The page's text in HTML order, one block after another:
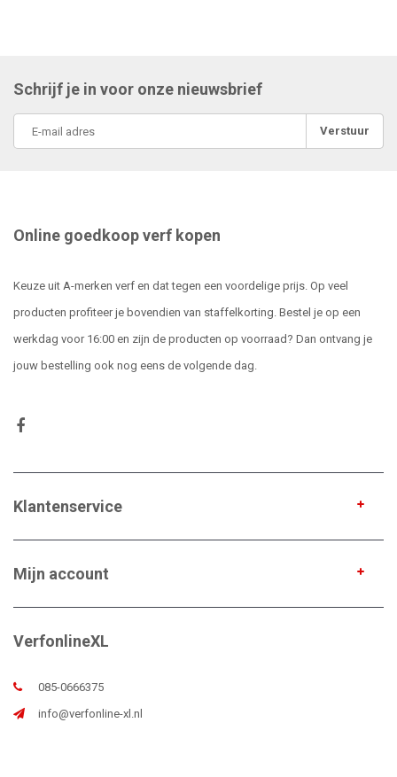
Schrijf je in voor onze nieuwsbrief
Verstuur
Online goedkoop verf kopen
Keuze uit A-merken verf en dat tegen een voordelige prijs. Op veel
producten profiteer je bovendien van staffelkorting. Bestel je op een
werkdag voor 16:00 en zijn de producten op voorraad? Dan ontvang je
jouw bestelling ook nog eens de volgende dag.
Klantenservice
Mijn account
VerfonlineXL
085-0666375
info@verfonline-xl.nl